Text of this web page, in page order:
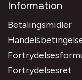
Information
Betalingsmidler
Fortrydelsesret